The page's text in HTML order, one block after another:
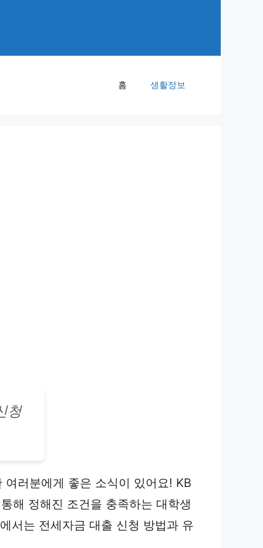
홈 생활정보
청
러분에게 좋은 소식이 있어요! KB
해 정해진 조건을 충족하는 대학생
서는 전세자금 대출 신청 방법과 유